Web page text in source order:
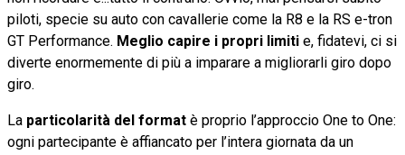
piloti, specie su auto con cavallerie come la R8 e la RS e-tron
GT Performance. Meglio capire i propri limiti e, fidatevi, ci si
diverte enormemente di più a imparare a migliorarli giro dopo
giro.
La particolarità del format è proprio l’approccio One to One:
ogni partecipante è affiancato per l’intera giornata da un